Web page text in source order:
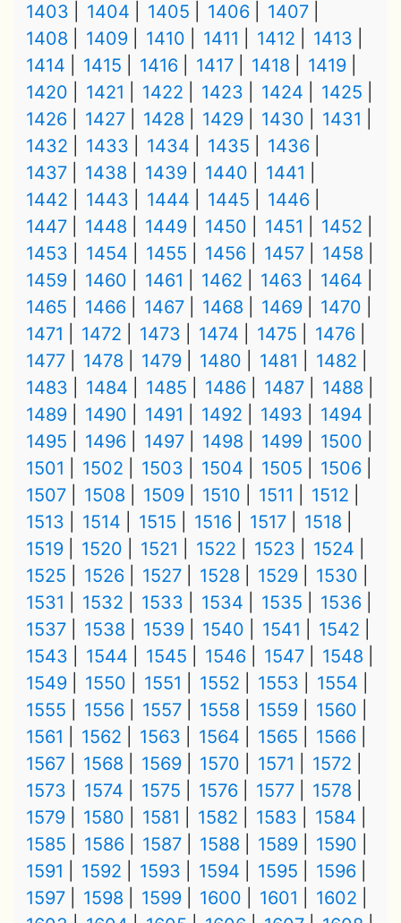
1403
1404 1405 1406
1407
1408
1409 1410 1411 1412
1413
1414
1415 1416 1417 1418
1419
1420
1421 1422 1423 1424
1425
1426
1427 1428 1429 1430
1431
1432
1433 1434 1435
1436
1437
1438 1439 1440
1441
1442
1443 1444 1445
1446
1447
1448 1449 1450 1451
1452
1453
1454 1455 1456 1457
1458
1459
1460 1461 1462 1463
1464
1465
1466 1467 1468 1469
1470
1471
1472 1473 1474 1475
1476
1477
1478 1479 1480 1481
1482
1483
1484 1485 1486 1487
1488
1489
1490 1491 1492 1493
1494
1495
1496 1497 1498 1499
1500
1501
1502 1503 1504 1505
1506
1507
1508 1509 1510 1511
1512
1513
1514 1515 1516 1517
1518
1519
1520 1521 1522 1523
1524
1525
1526 1527 1528 1529
1530
1531
1532 1533 1534 1535
1536
1537
1538 1539 1540 1541
1542
1543
1544 1545 1546 1547
1548
1549
1550 1551 1552 1553
1554
1555
1556 1557 1558 1559
1560
1561
1562 1563 1564 1565
1566
1567
1568 1569 1570 1571
1572
1573
1574 1575 1576 1577
1578
1579
1580 1581 1582 1583
1584
1585
1586 1587 1588 1589
1590
1591
1592 1593 1594 1595
1596
1597
1598 1599 1600 1601
1602